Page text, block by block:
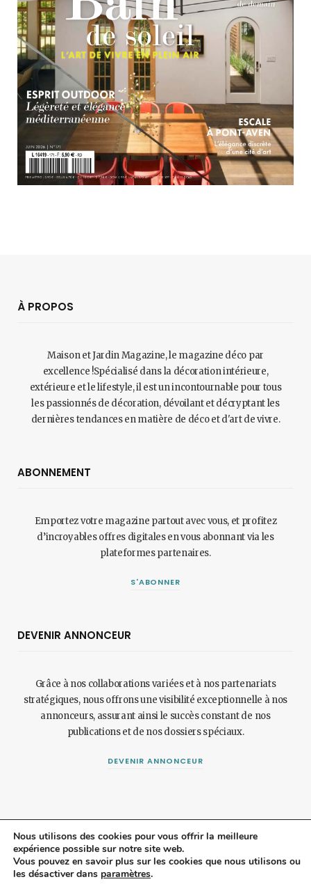
À PROPOS
Maison et Jardin Magazine, le magazine déco par
excellence !Spécialisé dans la décoration intérieure,
extérieure et le lifestyle, il est un incontournable pour tous
les passionnés de décoration, dévoilant et décryptant les
dernières tendances en matière de déco et d'art de vivre.
ABONNEMENT
Emportez votre magazine partout avec vous, et profitez
d’incroyables offres digitales en vous abonnant via les
plateformes partenaires.
S'ABONNER
DEVENIR ANNONCEUR
Grâce à nos collaborations variées et à nos partenariats
stratégiques, nous offrons une visibilité exceptionnelle à nos
annonceurs, assurant ainsi le succès constant de nos
publications et de nos dossiers spéciaux.
DEVENIR ANNONCEUR
© 2024 Maisonetjardinmagazine.fr. Mentions légalesetpolitique de
confidentialité
Nous utilisons des cookies pour vous offrir la meilleure
expérience possible sur notre site web.
Vous pouvez en savoir plus sur les cookies que nous utilisons ou
les désactiver dans paramètres.